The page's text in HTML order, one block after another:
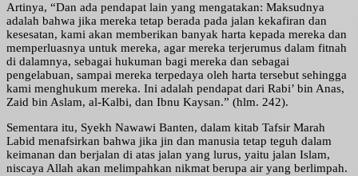
Artinya, “Dan ada pendapat lain yang mengatakan: Maksudnya
adalah bahwa jika mereka tetap berada pada jalan kekafiran dan
kesesatan, kami akan memberikan banyak harta kepada mereka dan
memperluasnya untuk mereka, agar mereka terjerumus dalam fitnah
di dalamnya, sebagai hukuman bagi mereka dan sebagai
pengelabuan, sampai mereka terpedaya oleh harta tersebut sehingga
kami menghukum mereka. Ini adalah pendapat dari Rabi’ bin Anas,
Zaid bin Aslam, al-Kalbi, dan Ibnu Kaysan.” (hlm. 242).
Sementara itu, Syekh Nawawi Banten, dalam kitab Tafsir Marah
Labid menafsirkan bahwa jika jin dan manusia tetap teguh dalam
keimanan dan berjalan di atas jalan yang lurus, yaitu jalan Islam,
niscaya Allah akan melimpahkan nikmat berupa air yang berlimpah.